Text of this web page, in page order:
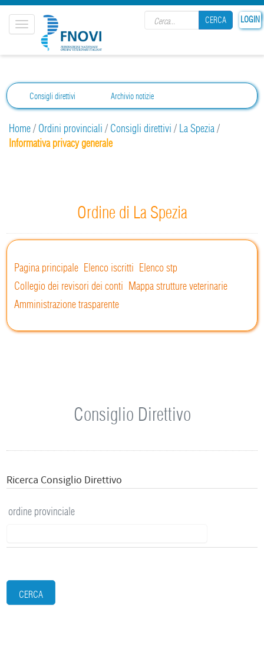
LOGIN
CERCA
CERCA
Toggle
navigation
Consigli direttivi Archivio notizie
Home/ Ordini provinciali / Consigli direttivi / La Spezia/
Informativa privacy generale
Ordine di La Spezia
Pagina principale Elenco iscritti Elenco stp
Collegio dei revisori dei conti Mappa strutture veterinarie
Amministrazione trasparente
Consiglio Direttivo
Ricerca Consiglio Direttivo
ordine provinciale
CERCA